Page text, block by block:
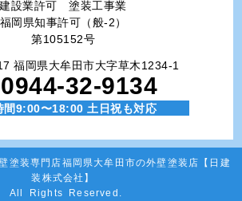
建設業許可 塗装工事業
福岡県知事許可（般-2）
第105152号
福岡県大牟田市大字草木1234-1
0944-32-9134
間9:00〜18:00 土日祝も対応
塗装専門店福岡県大牟田市の外壁塗装店【日建
装株式会社】
All Rights Reserved.